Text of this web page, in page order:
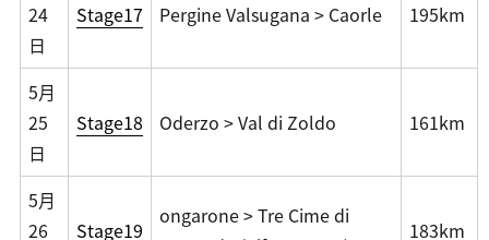
24
日
Stage17 Pergine Valsugana > Caorle 195km
5月
25
日
Stage18 Oderzo > Val di Zoldo 161km
5月
26
Stage19
ongarone > Tre Cime di
183km